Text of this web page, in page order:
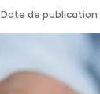
Date de publication